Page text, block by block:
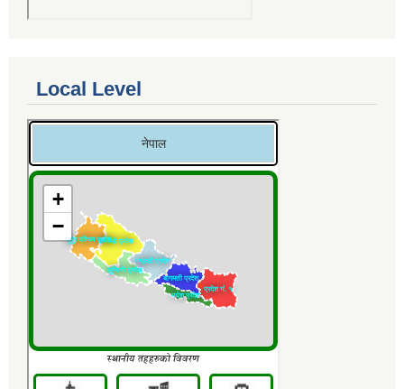
Local Level